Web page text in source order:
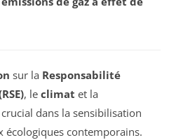
sur la Responsabilité
, le climat et la
dans la sensibilisation
écologiques contemporains.